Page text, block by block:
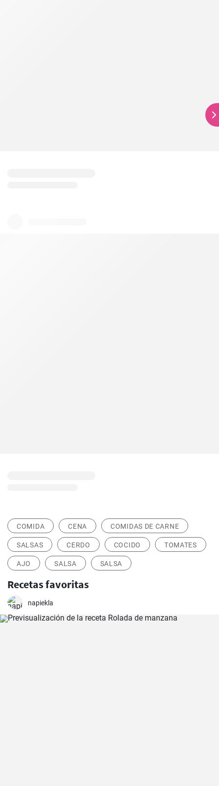
COMIDA CENA COMIDAS DE CARNE
SALSAS CERDO COCIDO TOMATES
AJO SALSA SALSA
Recetas favoritas
napiekla